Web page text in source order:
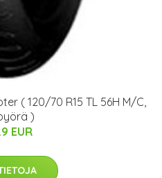
( 120/70 R15 TL 56H M/C,
)
EUR